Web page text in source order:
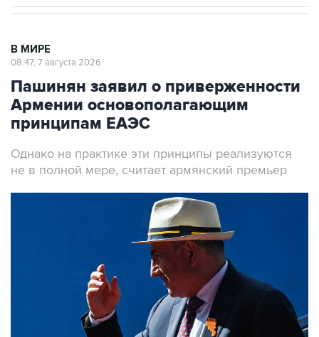
В МИРЕ
08:47, 7 августа 2026
Пашинян заявил о приверженности
Армении основополагающим
принципам ЕАЭС
Однако на практике эти принципы реализуются
не в полной мере, считает армянский премьер